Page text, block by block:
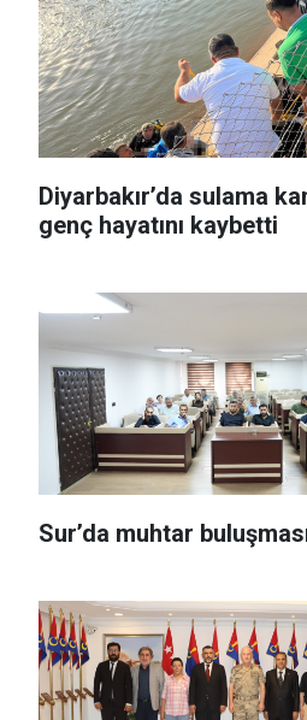
Diyarbakır’da sulama
genç hayatını kaybetti
Sur’da muhtar